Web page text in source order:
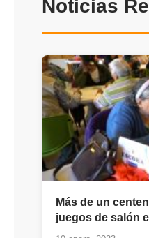
Noticias
Más de un
juegos de salón